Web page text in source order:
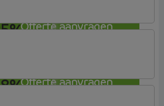
Offerte aanvragen
Offerte aanvragen